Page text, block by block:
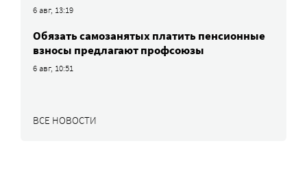
6 авг, 13:19
Обязать самозанятых платить пенсионные
взносы предлагают профсоюзы
6 авг, 10:51
ВСЕ НОВОСТИ